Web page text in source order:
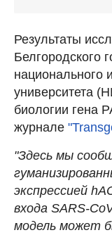
Результаты
Белгородского
национального
университета
биологии гена
журнале
"Здесь мы
экспрессией
входа SARS-
модель может